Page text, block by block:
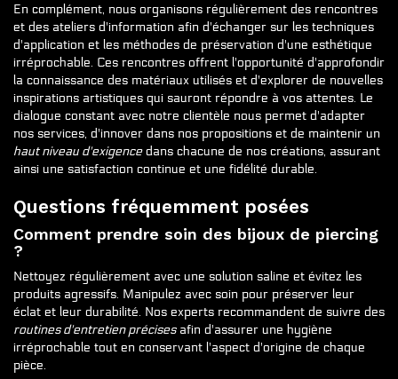
En complément, nous organisons régulièrement des rencontres
et des ateliers d'information afin d'échanger sur les techniques
d'application et les méthodes de préservation d'une esthétique
irréprochable. Ces rencontres offrent l'opportunité d'approfondir
la connaissance des matériaux utilisés et d'explorer de nouvelles
inspirations artistiques qui sauront répondre à vos attentes. Le
dialogue constant avec notre clientèle nous permet d'adapter
nos services, d'innover dans nos propositions et de maintenir un
haut niveau d'exigencedans chacune de nos créations, assurant
ainsi une satisfaction continue et une fidélité durable.
Questions fréquemment posées
Comment prendre soin des bijoux de piercing
?
Nettoyez régulièrement avec une solution saline et évitez les
produits agressifs. Manipulez avec soin pour préserver leur
éclat et leur durabilité. Nos experts recommandent de suivre des
routines d'entretien précisesafin d'assurer une hygiène
irréprochable tout en conservant l'aspect d'origine de chaque
pièce.